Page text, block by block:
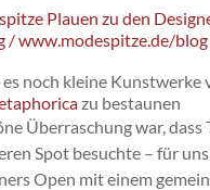
noch kleine Kunstwerke
zu bestaunen
Überraschung war, dass
Spot besuchte – für
Open mit einem